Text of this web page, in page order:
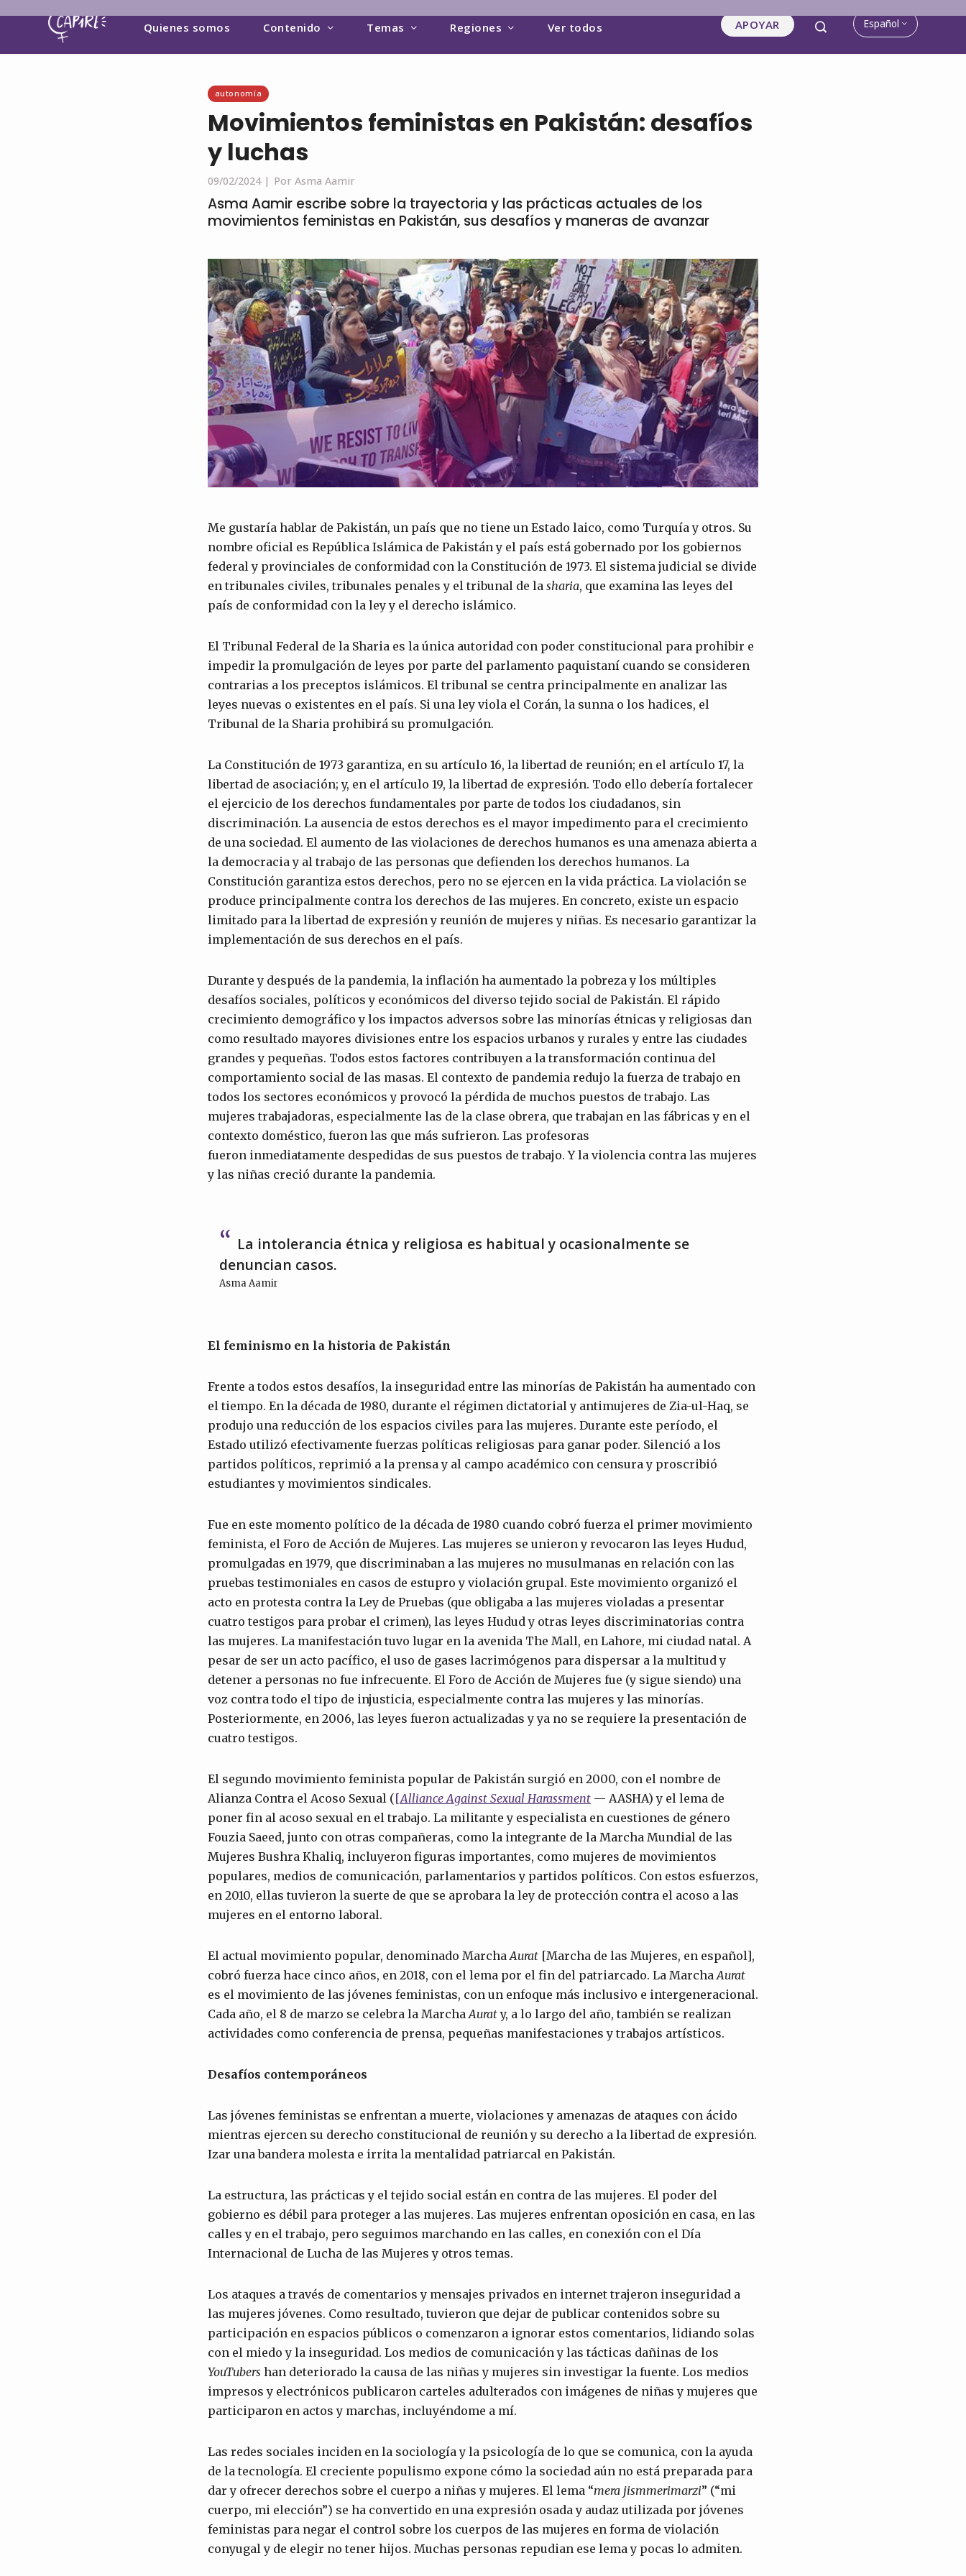
Quienes somos Contenido Temas Regiones Ver todos APOYAR Español
autonomía
Movimientos feministas en Pakistán: desafíos
y luchas
09/02/2024 | Por Asma Aamir
Asma Aamir escribe sobre la trayectoria y las prácticas actuales de los
movimientos feministas en Pakistán, sus desafíos y maneras de avanzar
Me gustaría hablar de Pakistán, un país que no tiene un Estado laico, como Turquía y otros. Su
nombre oficial es República Islámica de Pakistán y el país está gobernado por los gobiernos
federal y provinciales de conformidad con la Constitución de 1973. El sistema judicial se divide
en tribunales civiles, tribunales penales y el tribunal de la sharia, que examina las leyes del
país de conformidad con la ley y el derecho islámico.
El Tribunal Federal de la Sharia es la única autoridad con poder constitucional para prohibir e
impedir la promulgación de leyes por parte del parlamento paquistaní cuando se consideren
contrarias a los preceptos islámicos. El tribunal se centra principalmente en analizar las
leyes nuevas o existentes en el país. Si una ley viola el Corán, la sunna o los hadices, el
Tribunal de la Sharia prohibirá su promulgación.
La Constitución de 1973 garantiza, en su artículo 16, la libertad de reunión; en el artículo 17, la
libertad de asociación; y, en el artículo 19, la libertad de expresión. Todo ello debería fortalecer
el ejercicio de los derechos fundamentales por parte de todos los ciudadanos, sin
discriminación. La ausencia de estos derechos es el mayor impedimento para el crecimiento
de una sociedad. El aumento de las violaciones de derechos humanos es una amenaza abierta a
la democracia y al trabajo de las personas que defienden los derechos humanos. La
Constitución garantiza estos derechos, pero no se ejercen en la vida práctica. La violación se
produce principalmente contra los derechos de las mujeres. En concreto, existe un espacio
limitado para la libertad de expresión y reunión de mujeres y niñas. Es necesario garantizar la
implementación de sus derechos en el país.
Durante y después de la pandemia, la inflación ha aumentado la pobreza y los múltiples
desafíos sociales, políticos y económicos del diverso tejido social de Pakistán. El rápido
crecimiento demográfico y los impactos adversos sobre las minorías étnicas y religiosas dan
como resultado mayores divisiones entre los espacios urbanos y rurales y entre las ciudades
grandes y pequeñas. Todos estos factores contribuyen a la transformación continua del
comportamiento social de las masas. El contexto de pandemia redujo la fuerza de trabajo en
todos los sectores económicos y provocó la pérdida de muchos puestos de trabajo. Las
mujeres trabajadoras, especialmente las de la clase obrera, que trabajan en las fábricas y en el
contexto doméstico, fueron las que más sufrieron. Las profesoras
fueron inmediatamente despedidas de sus puestos de trabajo. Y la violencia contra las mujeres
y las niñas creció durante la pandemia.
La intolerancia étnica y religiosa es habitual y ocasionalmente se
denuncian casos.
Asma Aamir
El feminismo en la historia de Pakistán
Frente a todos estos desafíos, la inseguridad entre las minorías de Pakistán ha aumentado con
el tiempo. En la década de 1980, durante el régimen dictatorial y antimujeres de Zia-ul-Haq, se
produjo una reducción de los espacios civiles para las mujeres. Durante este período, el
Estado utilizó efectivamente fuerzas políticas religiosas para ganar poder. Silenció a los
partidos políticos, reprimió a la prensa y al campo académico con censura y proscribió
estudiantes y movimientos sindicales.
Fue en este momento político de la década de 1980 cuando cobró fuerza el primer movimiento
feminista, el Foro de Acción de Mujeres. Las mujeres se unieron y revocaron las leyes Hudud,
promulgadas en 1979, que discriminaban a las mujeres no musulmanas en relación con las
pruebas testimoniales en casos de estupro y violación grupal. Este movimiento organizó el
acto en protesta contra la Ley de Pruebas (que obligaba a las mujeres violadas a presentar
cuatro testigos para probar el crimen), las leyes Hudud y otras leyes discriminatorias contra
las mujeres. La manifestación tuvo lugar en la avenida The Mall, en Lahore, mi ciudad natal. A
pesar de ser un acto pacífico, el uso de gases lacrimógenos para dispersar a la multitud y
detener a personas no fue infrecuente. El Foro de Acción de Mujeres fue (y sigue siendo) una
voz contra todo el tipo de injusticia, especialmente contra las mujeres y las minorías.
Posteriormente, en 2006, las leyes fueron actualizadas y ya no se requiere la presentación de
cuatro testigos.
El segundo movimiento feminista popular de Pakistán surgió en 2000, con el nombre de
Alianza Contra el Acoso Sexual ([AllianceAgainstSexual Harassment— AASHA) y el lema de
poner fin al acoso sexual en el trabajo. La militante y especialista en cuestiones de género
Fouzia Saeed, junto con otras compañeras, como la integrante de la Marcha Mundial de las
Mujeres Bushra Khaliq, incluyeron figuras importantes, como mujeres de movimientos
populares, medios de comunicación, parlamentarios y partidos políticos. Con estos esfuerzos,
en 2010, ellas tuvieron la suerte de que se aprobara la ley de protección contra el acoso a las
mujeres en el entorno laboral.
El actual movimiento popular, denominado MarchaAurat[Marcha de las Mujeres, en español],
cobró fuerza hace cinco años, en 2018, con el lema por el fin del patriarcado. La MarchaAurat
es el movimiento de las jóvenes feministas, con un enfoque más inclusivo e intergeneracional.
Cada año, el 8 de marzo se celebra la MarchaAuraty, a lo largo del año, también se realizan
actividades como conferencia de prensa, pequeñas manifestaciones y trabajos artísticos.
Desafíos contemporáneos
Las jóvenes feministas se enfrentan a muerte, violaciones y amenazas de ataques con ácido
mientras ejercen su derecho constitucional de reunión y su derecho a la libertad de expresión.
Izar una bandera molesta e irrita la mentalidad patriarcal en Pakistán.
La estructura, las prácticas y el tejido social están en contra de las mujeres. El poder del
gobierno es débil para proteger a las mujeres. Las mujeres enfrentan oposición en casa, en las
calles y en el trabajo, pero seguimos marchando en las calles, en conexión con el Día
Internacional de Lucha de las Mujeres y otros temas.
Los ataques a través de comentarios y mensajes privados en internet trajeron inseguridad a
las mujeres jóvenes. Como resultado, tuvieron que dejar de publicar contenidos sobre su
participación en espacios públicos o comenzaron a ignorar estos comentarios, lidiando solas
con el miedo y la inseguridad. Los medios de comunicación y las tácticas dañinas de los
YouTubers han deteriorado la causa de las niñas y mujeres sin investigar la fuente. Los medios
impresos y electrónicos publicaron carteles adulterados con imágenes de niñas y mujeres que
participaron en actos y marchas, incluyéndome a mí.
Las redes sociales inciden en la sociología y la psicología de lo que se comunica, con la ayuda
de la tecnología. El creciente populismo expone cómo la sociedad aún no está preparada para
dar y ofrecer derechos sobre el cuerpo a niñas y mujeres. El lema “mera jismmerimarzi” (“mi
cuerpo, mi elección”) se ha convertido en una expresión osada y audaz utilizada por jóvenes
feministas para negar el control sobre los cuerpos de las mujeres en forma de violación
conyugal y de elegir no tener hijos. Muchas personas repudian ese lema y pocas lo admiten.